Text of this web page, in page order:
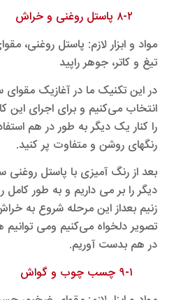
مواد و ابزار لازم: پاستل روغنی،
تیغ و کاتر، جوهر راپید
در این تکنیک ما در آغازیک مقوای
انتخاب می‌کنیم و برای اجرای این
را کنار یک دیگر به طور در هم
رنگهای روشن و متفاوت پر کنید.
بعد از رنگ آمیزی با پاستل روغنی
دیگر را بر می داریم و به طور
زنیم بعداز این مرحله شروع به
تصویر دلخواه می‌کنیم ومی توانیم
در هم بدست آوریم.